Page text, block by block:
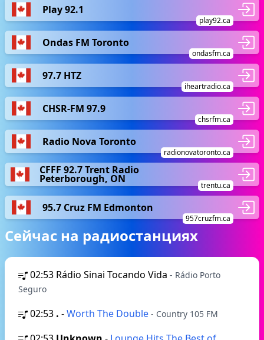
Play 92.1
play92.ca
Ondas FM Toronto
ondasfm.ca
97.7 HTZ
iheartradio.ca
CHSR-FM 97.9
chsrfm.ca
Radio Nova Toronto
radionovatoronto.ca
CFFF 92.7 Trent Radio
Peterborough, ON
trentu.ca
95.7 Cruz FM Edmonton
957cruzfm.ca
Сейчас на радиостанциях
02:53 Rádio Sinai Tocando Vida - Rádio Porto
Seguro
02:53 . -Worth The Double - Country 105 FM